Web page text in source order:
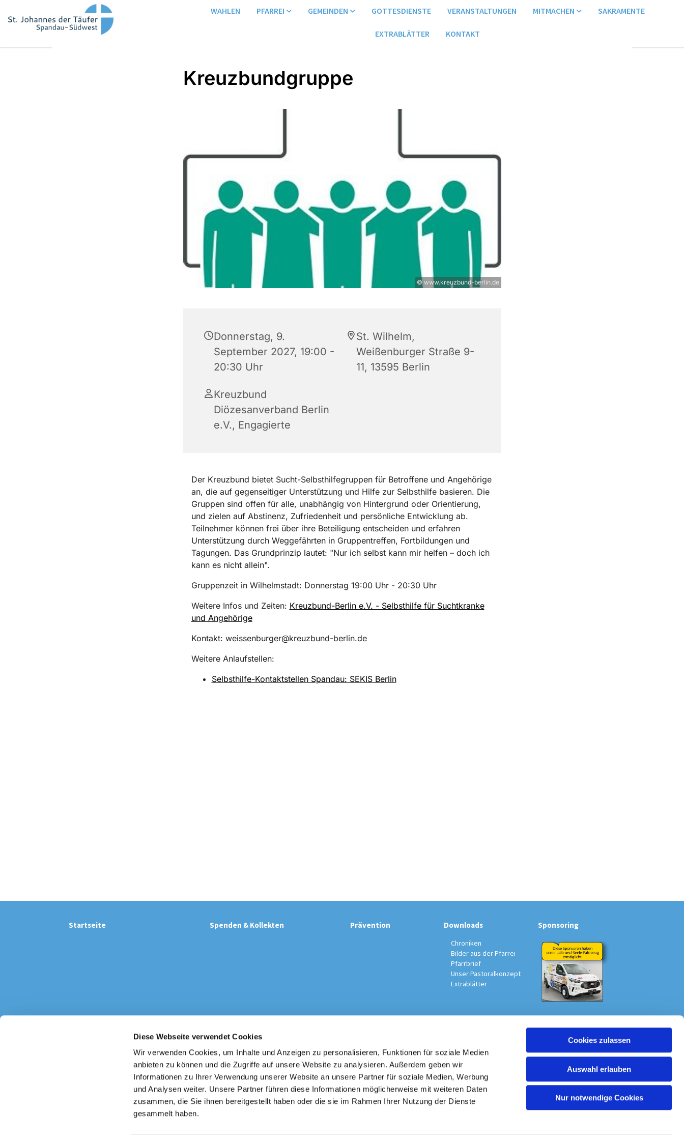
Diese Webseite verwendet Cookies
Wir verwenden Cookies, um Inhalte und Anzeigen zu personalisieren, Funktionen für soziale Medien
anbieten zu können und die Zugriffe auf unsere Website zu analysieren. Außerdem geben wir
Informationen zu Ihrer Verwendung unserer Website an unsere Partner für soziale Medien, Werbung
und Analysen weiter. Unsere Partner führen diese Informationen möglicherweise mit weiteren Daten
zusammen, die Sie ihnen bereitgestellt haben oder die sie im Rahmen Ihrer Nutzung der Dienste
gesammelt haben.
Cookies zulassen
Auswahl erlauben
Nur notwendige Cookies
WAHLEN PFARREI GEMEINDEN GOTTESDIENSTE VERANSTALTUNGEN MITMACHEN SAKRAMENTE
EXTRABLÄTTER KONTAKT
Kreuzbundgruppe
© www.kreuzbund-berlin.de
Donnerstag, 9.
September 2027, 19:00 -
20:30 Uhr
St. Wilhelm,
Weißenburger Straße 9-
11, 13595 Berlin
Kreuzbund
Diözesanverband Berlin
e.V., Engagierte
Der Kreuzbund bietet Sucht-Selbsthilfegruppen für Betroffene und Angehörige
an, die auf gegenseitiger Unterstützung und Hilfe zur Selbsthilfe basieren. Die
Gruppen sind offen für alle, unabhängig von Hintergrund oder Orientierung,
und zielen auf Abstinenz, Zufriedenheit und persönliche Entwicklung ab.
Teilnehmer können frei über ihre Beteiligung entscheiden und erfahren
Unterstützung durch Weggefährten in Gruppentreffen, Fortbildungen und
Tagungen. Das Grundprinzip lautet: "Nur ich selbst kann mir helfen – doch ich
kann es nicht allein".
Gruppenzeit in Wilhelmstadt: Donnerstag 19:00 Uhr - 20:30 Uhr
Weitere Infos und Zeiten: Kreuzbund-Berlin e.V. - Selbsthilfe für Suchtkranke
und Angehörige
Kontakt: weissenburger@kreuzbund-berlin.de
Weitere Anlaufstellen:
Selbsthilfe-Kontaktstellen Spandau: SEKIS Berlin
Startseite Spenden & Kollekten Prävention Downloads
Chroniken
Bilder aus der Pfarrei
Pfarrbrief
Unser Pastoralkonzept
Extrablätter
Sponsoring
Katholische Kirchengemeinde / Pfarrei St. Johannes der Täufer Spandau-Südwest
Am Kiesteich 50, 13589 Berlin
030 – 373 22 16
info@st-johannes-spandau.de
Kontakt|Impressum |Datenschutzhinweise|Erzbistum Berlin